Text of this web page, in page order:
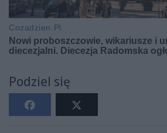
Podziel się